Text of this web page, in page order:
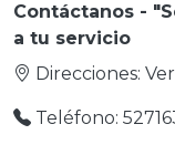
Contáctanos -
a tu servicio
Direcciones:
Teléfono: